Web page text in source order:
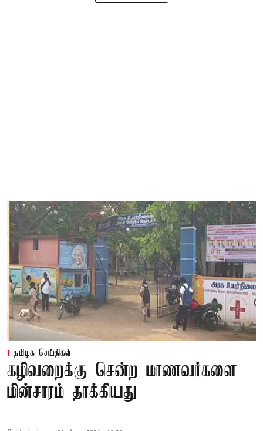
தமிழக செய்திகள்
கழிவறைக்கு சென்ற மாணவர்களை
மின்சாரம் தாக்கியது